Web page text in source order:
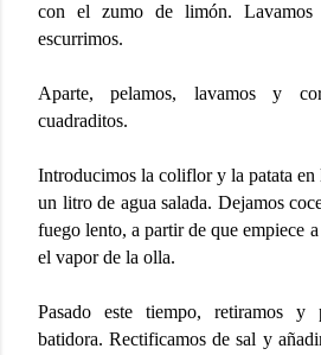
con el zumo de limón.
escurrimos.
Aparte, pelamos, lavamos y
cuadraditos.
Introducimos la coliflor y la patata en
un litro de agua salada. Dejamos
fuego lento, a partir de que empiece
el vapor de la olla.
Pasado este tiempo, retiramos y
batidora. Rectificamos de sal y